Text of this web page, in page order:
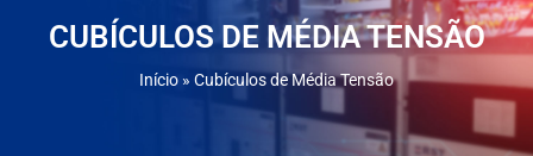
CUBÍCULOS DE MÉDIA TENSÃO
Início » Cubículos de Média Tensão